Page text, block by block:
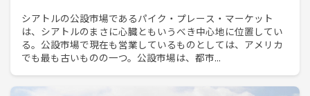
シアトルの公設市場であるパイク・プレース・マーケット
は、シアトルのまさに心臓ともいうべき中心地に位置してい
る。公設市場で現在も営業しているものとしては、アメリカ
でも最も古いものの一つ。公設市場は、都市...